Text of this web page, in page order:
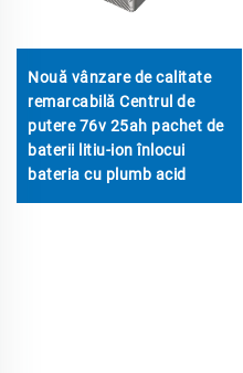
Nouă vânzare de calitate
remarcabilă Centrul de
putere 76v 25ah pachet de
baterii litiu-ion înlocui
bateria cu plumb acid